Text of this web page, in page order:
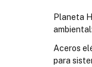
Planeta
Aceros
para